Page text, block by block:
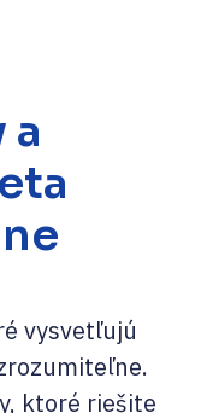
a
vysvetľujú
ktoré riešite